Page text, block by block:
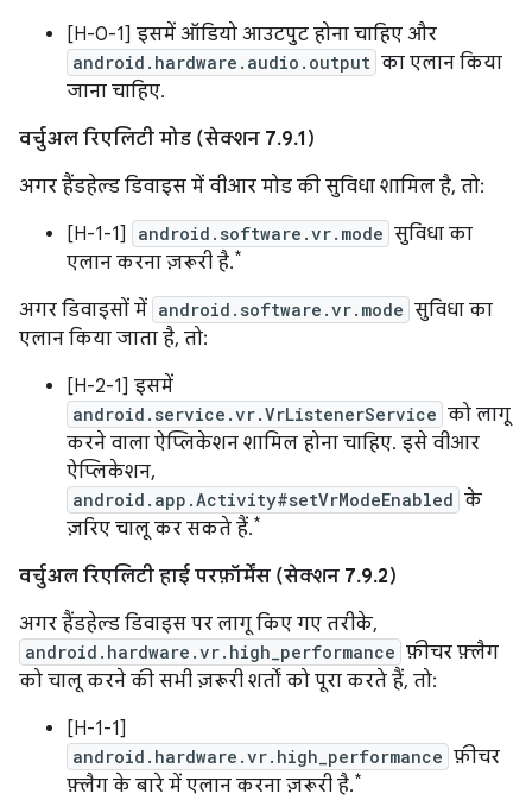
[H-0-1] इसमें ऑडियो आउटपुट होना चाहिए और
android.hardware.audio.output का एलान किया
जाना चाहिए.
वर्चुअल रिएलिटी मोड (सेक्शन 7.9.1)
अगर हैंडहेल्ड डिवाइस में वीआर मोड की सुविधा शामिल है, तो:
[H-1-1]
android.software.vr.mode सुविधा का
एलान करना ज़रूरी है.*
अगर डिवाइसों में android.software.vr.mode सुविधा का
एलान किया जाता है, तो:
[H-2-1] इसमें
android.service.vr.VrListenerService को लागू
करने वाला ऐप्लिकेशन शामिल होना चाहिए. इसे वीआर
ऐप्लिकेशन,
android.app.Activity#setVrModeEnabled के
ज़रिए चालू कर सकते हैं.*
वर्चुअल रिएलिटी हाई परफ़ॉर्मेंस (सेक्शन 7.9.2)
अगर हैंडहेल्ड डिवाइस पर लागू किए गए तरीके,
android.hardware.vr.high_performance फ़ीचर फ़्लैग
को चालू करने की सभी ज़रूरी शर्तों को पूरा करते हैं, तो:
[H-1-1]
android.hardware.vr.high_performance फ़ीचर
फ़्लैग के बारे में एलान करना ज़रूरी है.*